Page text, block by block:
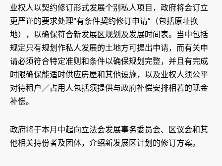
业权人以契约修订形式发展个别私人项目，政府将会订立
更严谨的要求处理“有条件契约修订申请”（包括原址换
地），以确保符合新发展区规划及发展时间表。当中包括
规定只有规划作私人发展的土地方可提出申请，而有关申
请必须符合特定准则和条件以确保规划完整，并且有完成
时限确保能适时供应房屋和其他设施，以及业权人须公平
对待租户／占用人包括须提供与政府补偿安排相若的现金
补偿。
政府将于本月中起向立法会发展事务委员会、区议会和其
他相关持份者及团体，介绍新发展区计划的修订方案。